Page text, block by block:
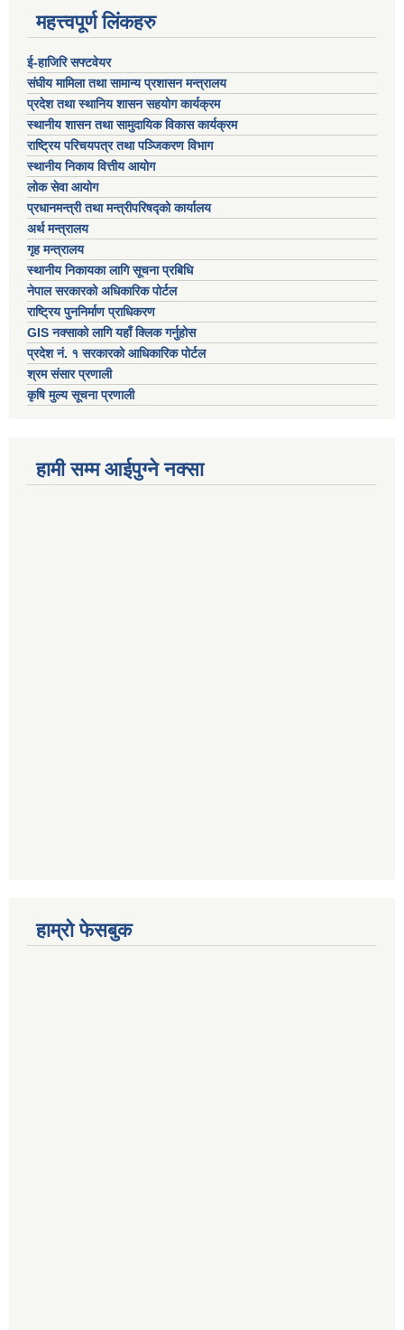
महत्त्वपूर्ण लिंकहरु
ई-हाजिरि सफ्टवेयर
संघीय मामिला तथा सामान्य प्रशासन मन्त्रालय
प्रदेश तथा स्थानिय शासन सहयोग कार्यक्रम
स्थानीय शासन तथा सामुदायिक विकास कार्यक्रम
राष्ट्रिय परिचयपत्र तथा पञ्जिकरण विभाग
स्थानीय निकाय वित्तीय आयोग
लोक सेवा आयोग
प्रधानमन्त्री तथा मन्त्रीपरिषद्को कार्यालय
अर्थ मन्त्रालय
गृह मन्त्रालय
स्थानीय निकायका लागि सूचना प्रबिधि
नेपाल सरकारको अधिकारिक पोर्टल
राष्ट्रिय पुननिर्माण प्राधिकरण
GIS नक्साको लागि यहाँ क्लिक गर्नुहोस
प्रदेश नं. १ सरकारको आधिकारिक पोर्टल
श्रम संसार प्रणाली
कृषि मुल्य सूचना प्रणाली
हामी सम्म आईपुग्ने नक्सा
हाम्रो फेसबुक